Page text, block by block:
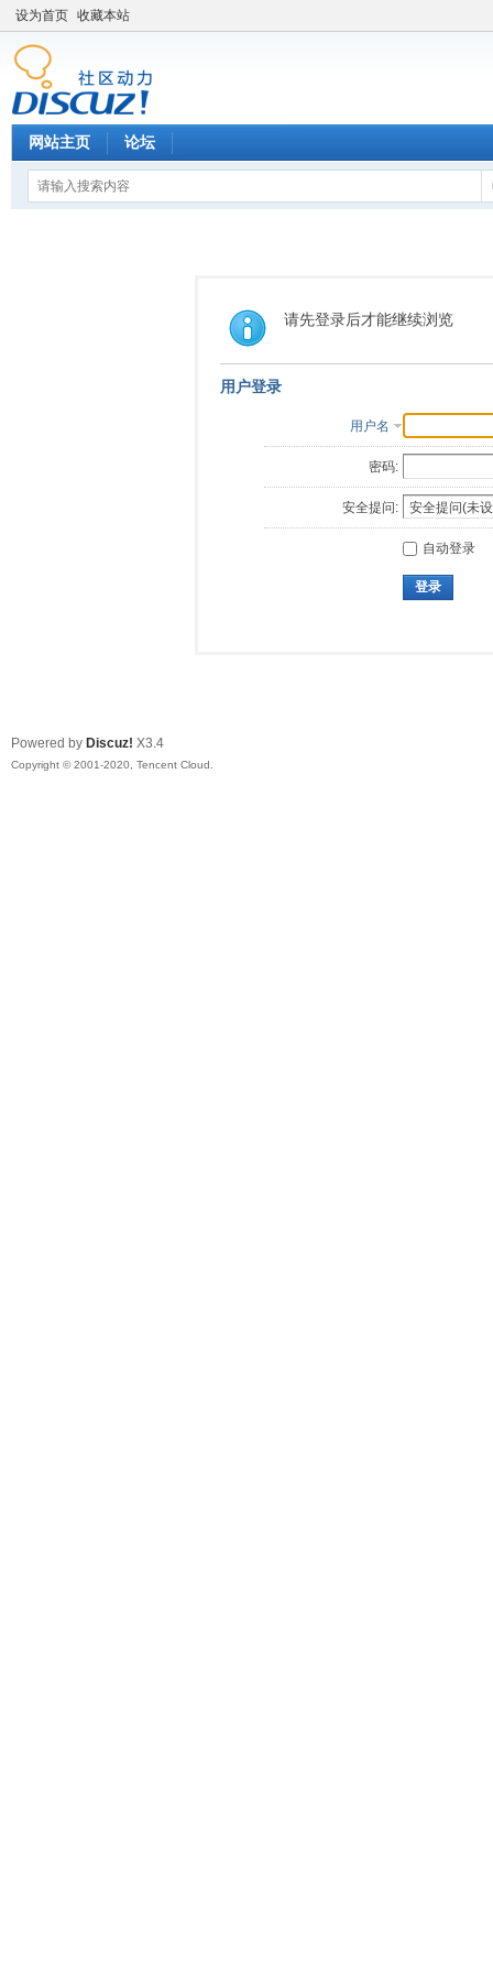
设为首页 收藏本站
网站主页 论坛
请先登录后才能继续浏览
用户登录
用户名
密码:
安全提问:
自动登录
登录
Powered by Discuz! X3.4
Copyright © 2001-2020, Tencent Cloud.